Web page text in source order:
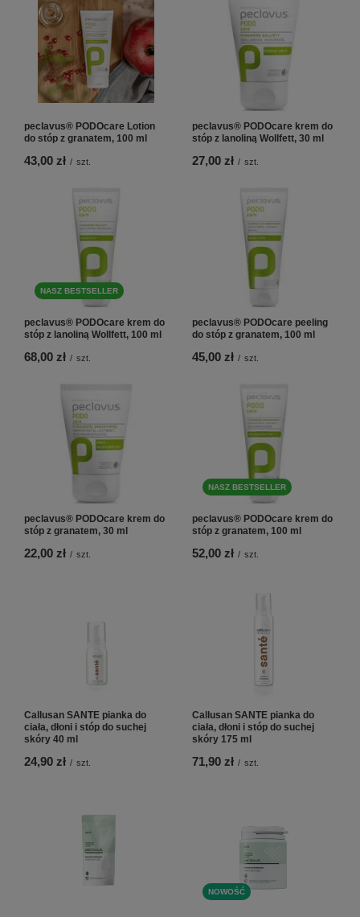
peclavus® PODOcare Lotion
do stóp z granatem, 100 ml
43,00 zł / szt.
peclavus® PODOcare krem do
stóp z lanoliną Wollfett, 30 ml
27,00 zł / szt.
NASZ BESTSELLER
peclavus® PODOcare krem do
stóp z lanoliną Wollfett, 100 ml
68,00 zł / szt.
peclavus® PODOcare peeling
do stóp z granatem, 100 ml
45,00 zł / szt.
peclavus® PODOcare krem do
stóp z granatem, 30 ml
22,00 zł / szt.
NASZ BESTSELLER
peclavus® PODOcare krem do
stóp z granatem, 100 ml
52,00 zł / szt.
Callusan SANTE pianka do
ciała, dłoni i stóp do suchej
skóry 40 ml
24,90 zł / szt.
Callusan SANTE pianka do
ciała, dłoni i stóp do suchej
skóry 175 ml
71,90 zł / szt.
NOWOŚĆ